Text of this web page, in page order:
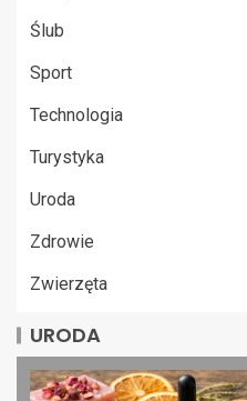
Ślub
Sport
Technologia
Turystyka
Uroda
Zdrowie
Zwierzęta
URODA